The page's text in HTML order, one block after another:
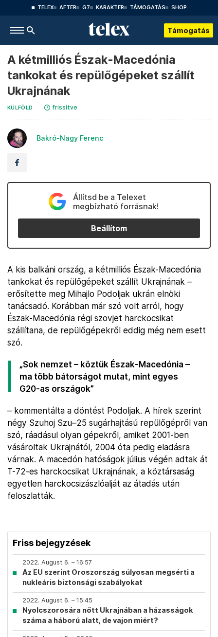
TELEX AFTER G7 KARAKTER TÁMOGATÁS SHOP
Támogatás
A kétmilliós Észak-Macedónia
tankokat és repülőgépeket szállít
Ukrajnának
KÜLFÖLD frissítve
Bakró-Nagy Ferenc
Állítsd be a Telexet
megbízható forrásnak!
Beállítom
A kis balkáni ország, a kétmilliós Észak-Macedónia
tankokat és repülőgépeket szállít Ukrajnának –
erősítette meg Mihajlo Podoljak ukrán elnöki
tanácsadó. Korábban már szó volt arról, hogy
Észak-Macedónia régi szovjet harckocsikat
szállítana, de repülőgépekről eddig még nem esett
szó.
„Sok nemzet – köztük Észak-Macedónia –
ma több bátorságot mutat, mint egyes
G20-as országok”
– kommentálta a döntést Podoljak. A hírek szerint
négy Szuhoj Szu–25 sugárhajtású repülőgépről van
szó, ráadásul olyan gépekről, amiket 2001-ben
vásároltak Ukrajnától, 2004 óta pedig eladásra
várnak. A macedón hatóságok július végén adtak át
T-72-es harckocsikat Ukrajnának, a köztársaság
egyetlen harckocsizászlóalját az átadás után
feloszlatták.
Friss bejegyzések
2022. August 6. – 16:57
Az EU szerint Oroszország súlyosan megsérti a
nukleáris biztonsági szabályokat
2022. August 6. – 15:45
Nyolcszorosára nőtt Ukrajnában a házasságok
száma a háború alatt, de vajon miért?